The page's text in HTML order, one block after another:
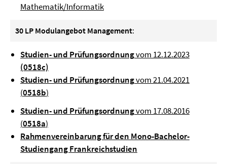
Mathematik/Informatik
30 LP Modulangebot Management:
Studien- und Prüfungsordnungvom 12.12.2023
(0518c)
Studien- und Prüfungsordnungvom 21.04.2021
(0518b)
Studien- und Prüfungsordnungvom 17.08.2016
(0518a)
Rahmenvereinbarung für den Mono-Bachelor-
Studiengang Frankreichstudien